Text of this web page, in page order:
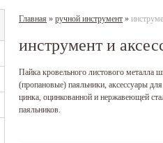
Главная » ручной инструмент »
инструмент и
Пайка кровельного листового металла
(пропановые) паяльники, аксессуары
цинка, оцинкованной и нержавеющей
паяльников.